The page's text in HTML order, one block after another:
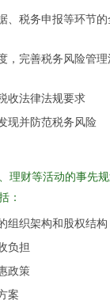
、税务申报等环节的
，完善税务风险管理
收法律法规要求
现并防范税务风险
理财等活动的事先
：
组织架构和股权结构
负担
政策
案